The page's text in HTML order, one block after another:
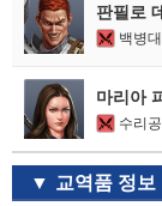
판필로
백병대
마리아
수리공
교역품 정보